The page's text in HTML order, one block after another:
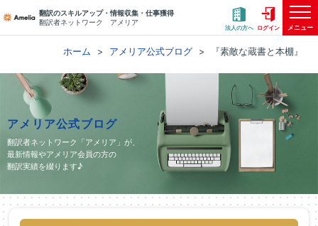
翻訳のスキルアップ・情報収集・仕事獲得
翻訳者ネットワーク アメリア
法人の方へ ログイン メニュー
ホーム アメリア公式ブログ 『素敵な蔵書と本棚』
アメリア公式ブログ
翻訳者ネットワーク「アメリア」が、
最新情報やアメリア会員の方の
翻訳実績を綴ります♪